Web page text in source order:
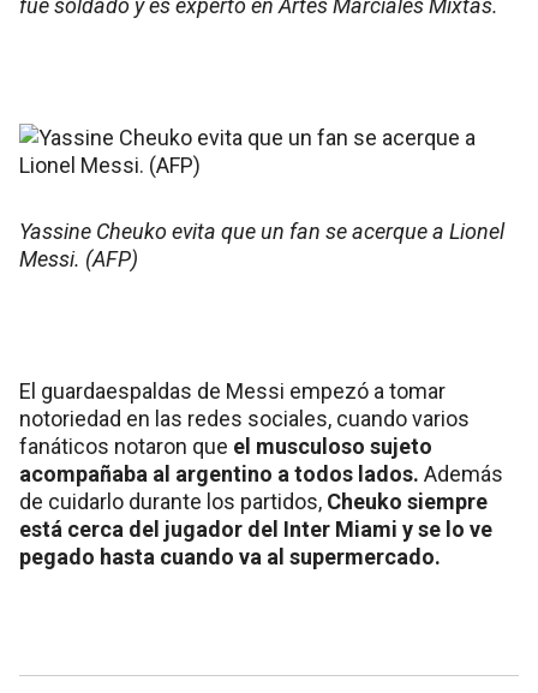
fue soldado y es experto en Artes Marciales Mixtas.
Yassine Cheuko evita que un fan se acerque a Lionel
Messi. (AFP)
El guardaespaldas de Messi empezó a tomar
notoriedad en las redes sociales, cuando varios
fanáticos notaron que el musculoso sujeto
acompañaba al argentino a todos lados. Además
de cuidarlo durante los partidos, Cheuko siempre
está cerca del jugador del Inter Miami y se lo ve
pegado hasta cuando va al supermercado.